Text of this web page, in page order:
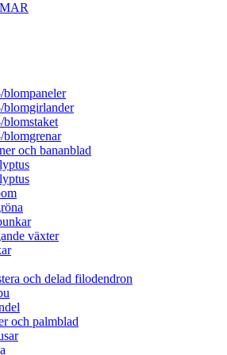
blompaneler
blomgirlander
blomstaket
blomgrenar
och bananblad
växter
och delad filodendron
och palmblad